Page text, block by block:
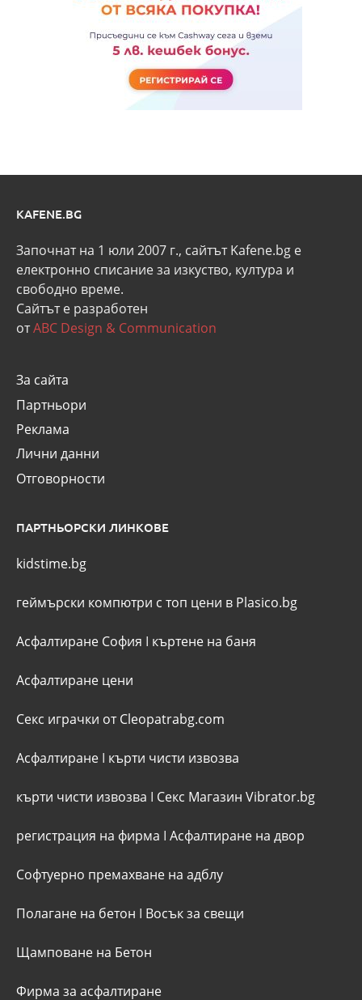
KAFENE.BG
Започнат на 1 юли 2007 г., сайтът Kafene.bg e
eлектронно списание за изкуство, култура и
свободно време.
Сайтът е разработен
отABC Design & Communication
За сайта
Партньори
Реклама
Лични данни
Отговорности
ПАРТНЬОРСКИ ЛИНКОВЕ
kidstime.bg
геймърски компютри с топ цени в Plasico.bg
Асфалтиране София I къртене на баня
Асфалтиране цени
Секс играчки от Cleopatrabg.com
Асфалтиране I кърти чисти извозва
кърти чисти извозва I Секс Магазин Vibrator.bg
регистрация на фирма I Асфалтиране на двор
Софтуерно премахване на адблу
Полагане на бетон I Восък за свещи
Щамповане на Бетон
Фирма за асфалтиране